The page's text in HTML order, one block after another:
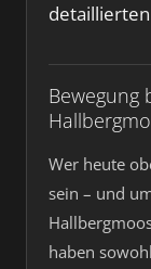
Bewegung
Wer heute
sein – und
haben